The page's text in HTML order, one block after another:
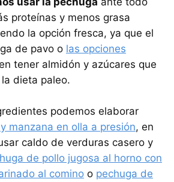
proteínas y menos grasa
la opción fresca, ya que el
de pavo o las opciones
tener almidón y azúcares que
dieta paleo.
podemos elaborar
manzana en olla a presión, en
caldo de verduras casero y
de pollo jugosa al horno con
al comino o pechuga de